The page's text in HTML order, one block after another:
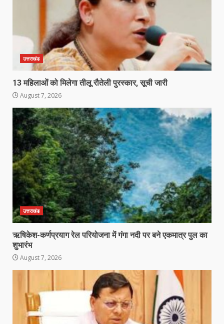
उत्तराखंड
13 महिलाओं को मिलेगा तीलू रौतेली पुरस्कार, सूची जारी
August 7, 2026
उत्तराखंड
ऋषिकेश-कर्णप्रयाग रेल परियोजना में गंगा नदी पर बने एकमात्र पुल का
शुभारंभ
August 7, 2026